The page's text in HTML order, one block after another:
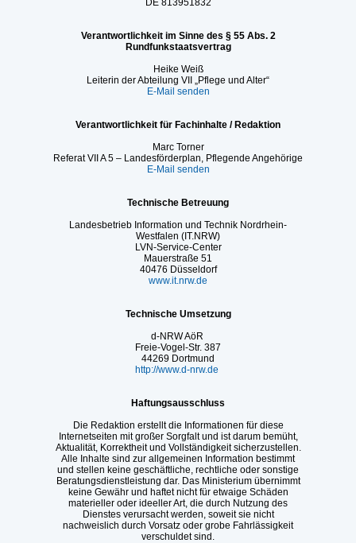
DE 813951832
Verantwortlichkeit im Sinne des § 55 Abs. 2
Rundfunkstaatsvertrag
Heike Weiß
Leiterin der Abteilung VII „Pflege und Alter“
E-Mail senden
Verantwortlichkeit für Fachinhalte / Redaktion
Marc Torner
Referat VII A 5 – Landesförderplan, Pflegende Angehörige
E-Mail senden
Technische Betreuung
Landesbetrieb Information und Technik Nordrhein-
Westfalen (IT.NRW)
LVN-Service-Center
Mauerstraße 51
40476 Düsseldorf
www.it.nrw.de
Technische Umsetzung
d-NRW AöR
Freie-Vogel-Str. 387
44269 Dortmund
http://www.d-nrw.de
Haftungsausschluss
Die Redaktion erstellt die Informationen für diese
Internetseiten mit großer Sorgfalt und ist darum bemüht,
Aktualität, Korrektheit und Vollständigkeit sicherzustellen.
Alle Inhalte sind zur allgemeinen Information bestimmt
und stellen keine geschäftliche, rechtliche oder sonstige
Beratungsdienstleistung dar. Das Ministerium übernimmt
keine Gewähr und haftet nicht für etwaige Schäden
materieller oder ideeller Art, die durch Nutzung des
Dienstes verursacht werden, soweit sie nicht
nachweislich durch Vorsatz oder grobe Fahrlässigkeit
verschuldet sind.